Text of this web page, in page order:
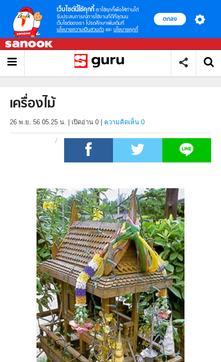
เว็บไซต์นี้ใช้คุกกี้ เราใช้คุกกี้เพื่อให้ท่านได้
รับประสบการณ์การใช้งานที่ดีที่สุดบน
เว็บไซต์ของเรา โปรดศึกษาเพิ่มเติมที่
นโยบายความเป็นส่วนตัว และ นโยบายคุกกี้
ตกลง
เครื่องไม้
26 พ.ย. 56 05.25 น. เปิดอ่าน 0 ความคิดเห็น 0